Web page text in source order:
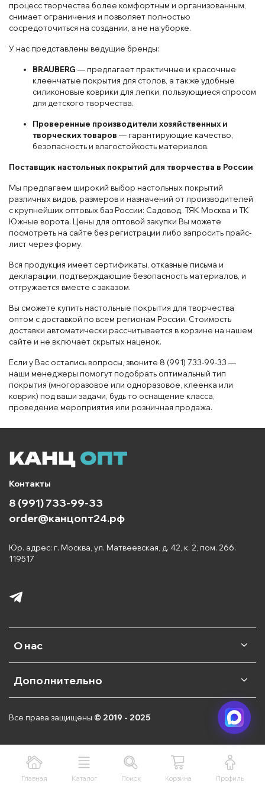
процесс творчества более комфортным и организованным,
снимает ограничения и позволяет полностью
сосредоточиться на создании, а не на уборке.
У нас представлены ведущие бренды:
BRAUBERG — предлагает практичные и красочные
клеенчатые покрытия для столов, а также удобные
силиконовые коврики для лепки, пользующиеся спросом
для детского творчества.
Проверенные производители хозяйственных и
творческих товаров — гарантирующие качество,
безопасность и влагостойкость материалов.
Поставщик настольных покрытий для творчества в России
Мы предлагаем широкий выбор настольных покрытий
различных видов, размеров и назначений от производителей
с крупнейших оптовых баз России: Садовод, ТЯК Москва и ТК
Южные ворота. Цены для оптовой закупки Вы можете
посмотреть на сайте без регистрации либо запросить прайс-
лист через форму.
Вся продукция имеет сертификаты, отказные письма и
декларации, подтверждающие безопасность материалов, и
отгружается вместе с заказом.
Вы сможете купить настольные покрытия для творчества
оптом с доставкой по всем регионам России. Стоимость
доставки автоматически рассчитывается в корзине на нашем
сайте и не включает скрытых наценок.
Если у Вас остались вопросы, звоните 8 (991) 733-99-33 —
наши менеджеры помогут подобрать оптимальный тип
покрытия (многоразовое или одноразовое, клеенка или
коврик) под ваши задачи, будь то оснащение класса,
проведение мероприятия или розничная продажа.
О нас
Дополнительно
Контакты
8 (991) 733-99-33
order@канцопт24.рф
Юр. адрес: г. Москва, ул. Матвеевская, д. 42, к. 2, пом. 266.
119517
Все права защищены © 2019 - 2025
Главная Каталог Поиск Корзина Профиль